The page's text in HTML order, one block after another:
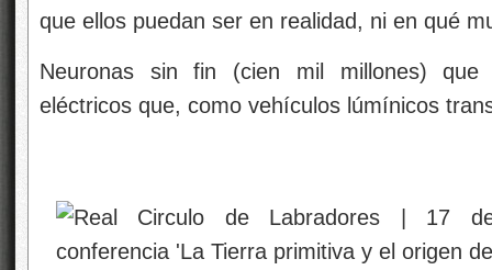
que ellos puedan ser en realidad, ni en qué
Neuronas sin fin (cien mil millones) que
eléctricos que, como vehículos lúmínicos